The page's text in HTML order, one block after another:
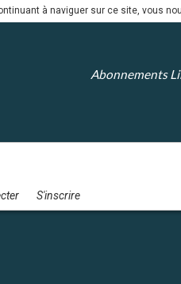
à naviguer sur ce site, vous
Abonnements
S'inscrire